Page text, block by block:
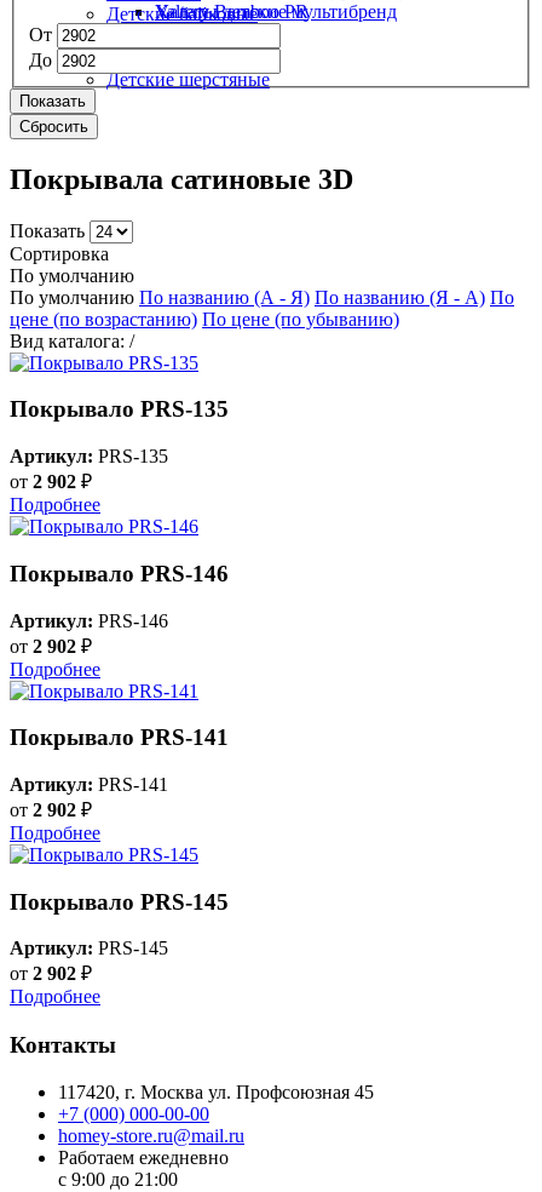
Халаты детские мультибренд
Valtery Bamboo PR
Детские байковые
Детские шерстяные
От
До
Показать
Сбросить
Покрывала сатиновые 3D
Показать
Сортировка
По умолчанию
По умолчанию По названию (А - Я) По названию (Я - А) По
цене (по возрастанию) По цене (по убыванию)
Вид каталога: /
Покрывало PRS-135
Артикул: PRS-135
от 2 902 ₽
Подробнее
Покрывало PRS-146
Артикул: PRS-146
от 2 902 ₽
Подробнее
Покрывало PRS-141
Артикул: PRS-141
от 2 902 ₽
Подробнее
Покрывало PRS-145
Артикул: PRS-145
от 2 902 ₽
Подробнее
Контакты
117420, г. Москва ул. Профсоюзная 45
+7 (000) 000-00-00
homey-store.ru@mail.ru
Работаем ежедневно
с 9:00 до 21:00